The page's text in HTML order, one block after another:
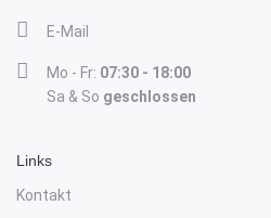
E-Mail
Mo - Fr: 07:30 - 18:00
Sa & So geschlossen
Links
Kontakt